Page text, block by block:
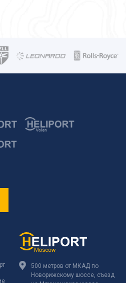
500 метров от МКАД по
Новорижскому шоссе, съезд